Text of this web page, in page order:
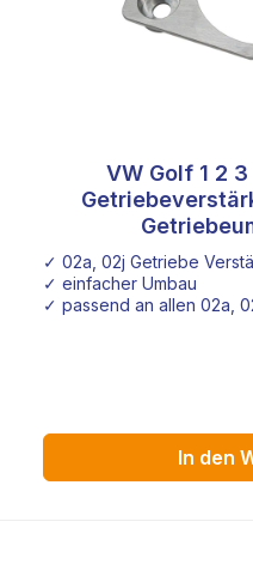
von 4.9 von 5
VW Golf 1 2
✓ 02a, 02j Getriebe
✓ einfacher Umbau
✓ passend an allen 02a,
In den